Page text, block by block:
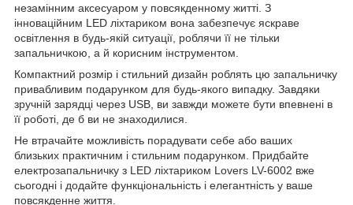
незамінним аксесуаром у повсякденному житті. З
інноваційним LED ліхтариком вона забезпечує яскраве
освітлення в будь-якій ситуації, роблячи її не тільки
запальничкою, а й корисним інструментом.
Компактний розмір і стильний дизайн роблять цю запальничку
привабливим подарунком для будь-якого випадку. Завдяки
зручній зарядці через USB, ви завжди можете бути впевнені в
її роботі, де б ви не знаходилися.
Не втрачайте можливість порадувати себе або ваших
близьких практичним і стильним подарунком. Придбайте
електрозапальничку з LED ліхтариком Lovers LV-6002 вже
сьогодні і додайте функціональність і елегантність у ваше
повсякденне життя.